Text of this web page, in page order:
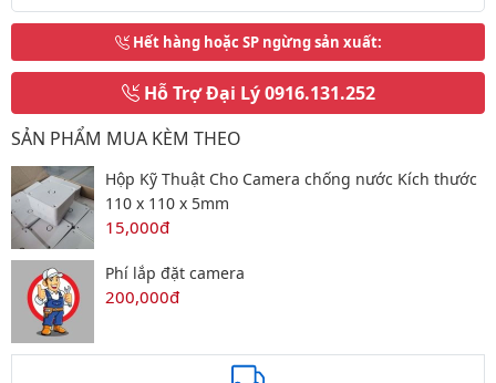
Hết hàng hoặc SP ngừng sản xuất:
Hỗ Trợ Đại Lý0916.131.252
SẢN PHẨM MUA KÈM THEO
Hộp Kỹ Thuật Cho Camera chống nước Kích thước
110 x 110 x 5mm
15,000đ
Phí lắp đặt camera
200,000đ